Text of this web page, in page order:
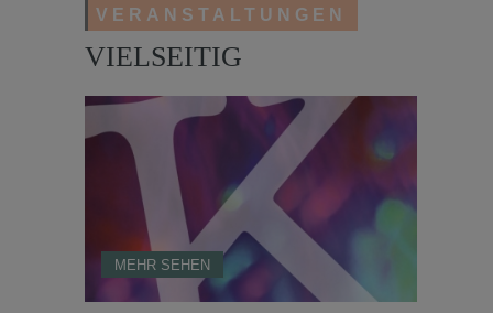
VERANSTALTUNGEN
VIELSEITIG
MEHR SEHEN